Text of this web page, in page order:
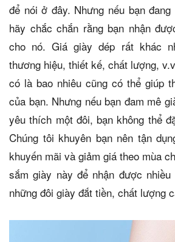
để nói ở đây. Nhưng nếu bạn
hãy chắc chắn rằng bạn nhận
cho nó. Giá giày dép rất khác
thương hiệu, thiết kế, chất lượng,
có là bao nhiêu cũng có thể giúp
của bạn. Nhưng nếu bạn đam mê
yêu thích một đôi, bạn không thể
Chúng tôi khuyên bạn nên tận
khuyến mãi và giảm giá theo mùa
sắm giày này để nhận được
những đôi giày đắt tiền, chất lượng